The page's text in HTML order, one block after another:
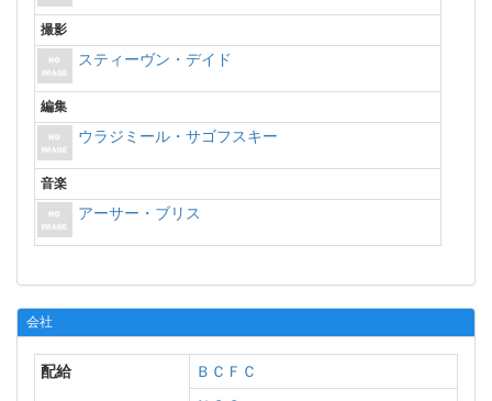
撮影
スティーヴン・デイド
編集
ウラジミール・サゴフスキー
音楽
アーサー・ブリス
会社
配給
ＢＣＦＣ